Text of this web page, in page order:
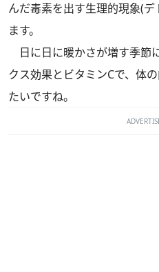
んだ毒素を出す生理的現象(
ます。
日に日に暖かさが増す季節
クス効果とビタミンCで、体
たいですね。